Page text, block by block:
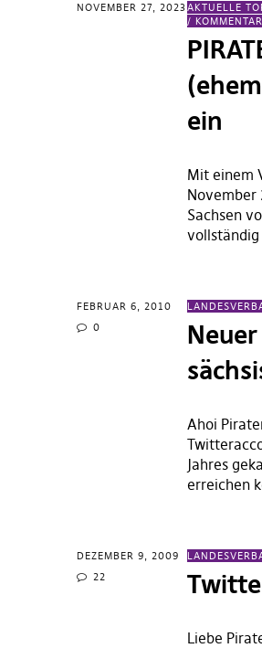
NOVEMBER 27, 2023AKTUELLE
/
ein
Mit einem
November
Sachsen
FEBRUAR 6, 2010
0
Ahoi
Jahres
erreichen
DEZEMBER 9, 2009
22
Liebe